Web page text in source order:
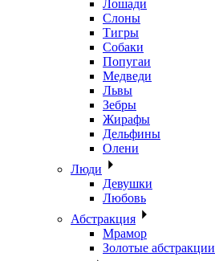
Лошади
Слоны
Тигры
Собаки
Попугаи
Медведи
Львы
Зебры
Жирафы
Дельфины
Олени
Люди
Девушки
Любовь
Абстракция
Мрамор
Золотые абстракции